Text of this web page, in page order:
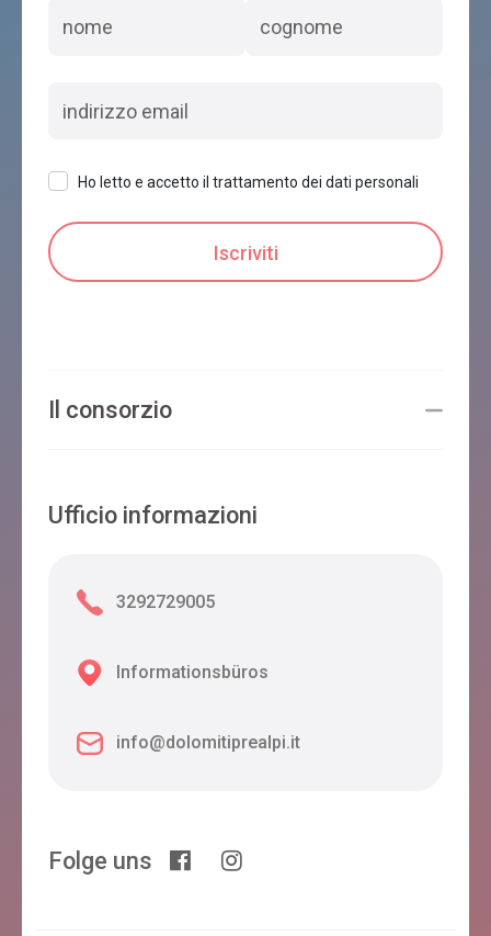
Ho letto e accetto il trattamento dei dati personali
Il consorzio
Ufficio informazioni
3292729005
Informationsbüros
info@dolomitiprealpi.it
Folge uns